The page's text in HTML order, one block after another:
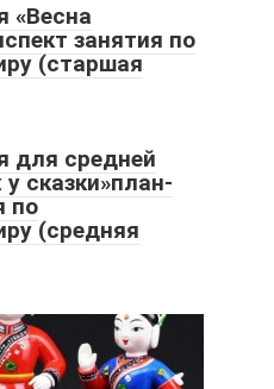
«Весна
занятия по
(старшая
для средней
сказки»план-
по
(средняя